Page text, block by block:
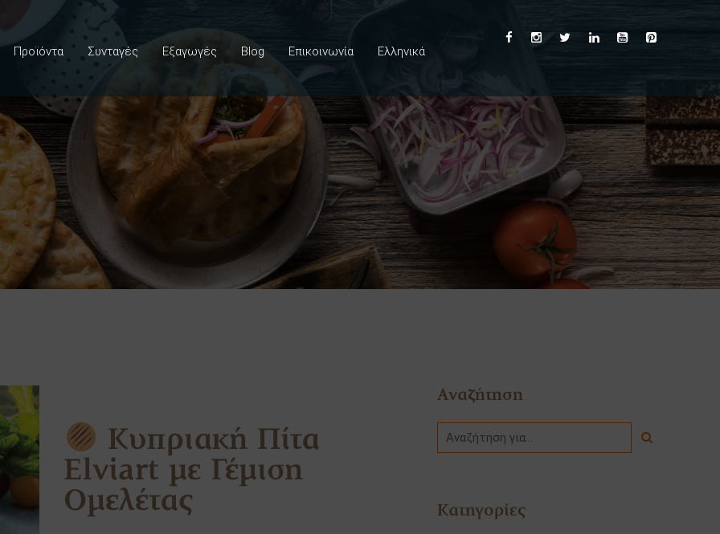
Προϊόντα Συνταγές Εξαγωγές Blog Επικοινωνία Ελληνικά
Κυπριακή Πίτα
Elviart με Γέμιση
Ομελέτας
Αναζήτηση
Κατηγορίες